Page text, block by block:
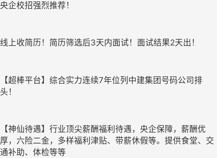
央企校招强烈推荐！
线上收简历！简历筛选后3天内面试！面试结果2天出！
【超棒平台】综合实力连续7年位列中建集团号码公司排
头！
【神仙待遇】行业顶尖薪酬福利待遇，央企保障，薪酬优
厚，六险二金，多样福利津贴、带薪休假等。提供食堂、交
通补助、体检等等